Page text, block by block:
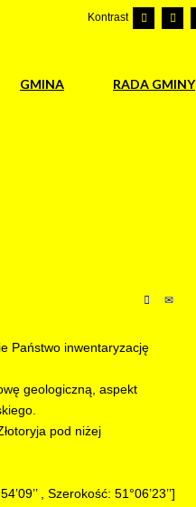
Kontrast
GMINA RADA GMINY
Państwo inwentaryzację
geologiczną, aspekt
pod niżej
, Szerokość: 51°06’23’’]